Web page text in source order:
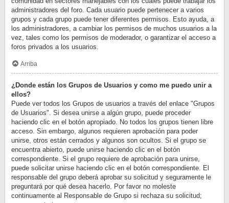
administradores del foro. Cada usuario puede pertenecer a varios
grupos y cada grupo puede tener diferentes permisos. Esto ayuda, a
los administradores, a cambiar los permisos de muchos usuarios a la
vez, tales como los permisos de moderador, o garantizar el acceso a
foros privados a los usuarios.
Arriba
¿Donde están los Grupos de Usuarios y como me puedo unir a
ellos?
Puede ver todos los Grupos de usuarios a través del enlace "Grupos
de Usuarios". Si desea unirse a algún grupo, puede proceder
haciendo clic en el botón apropiado. No todos los grupos tienen libre
acceso. Sin embargo, algunos requieren aprobación para poder
unirse, otros están cerrados y algunos son ocultos. Si el grupo se
encuentra abierto, puede unirse haciendo clic en el botón
correspondiente. Si el grupo requiere de aprobación para unirse,
puede solicitar unirse haciendo clic en el botón correspondiente. El
responsable del grupo deberá aprobar su solicitud y seguramente le
preguntará por qué desea hacerlo. Por favor no moleste
continuamente al Responsable de Grupo si rechaza su solicitud;